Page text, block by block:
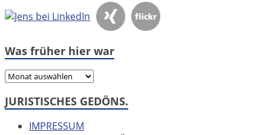
Was früher hier war
Was
hier
JURISTISCHES GEDÖNS.
IMPRESSUM